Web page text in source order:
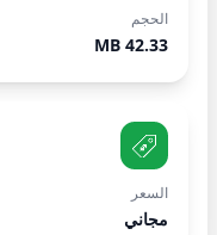
الحجم
42.33 MB
السعر
مجاني